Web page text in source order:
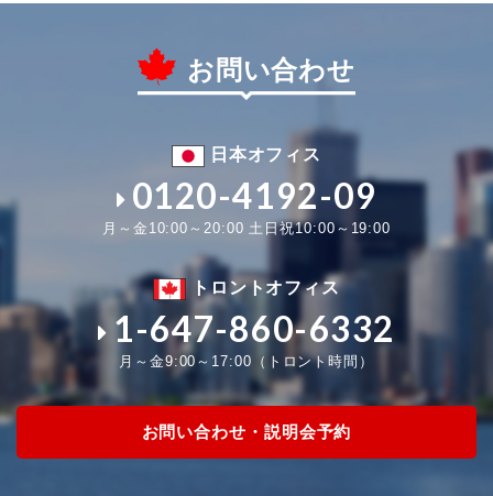
お問い合わせ
日本オフィス
0120-4192-09
月～金10:00～20:00 土日祝10:00～19:00
トロントオフィス
1-647-860-6332
月～金9:00～17:00（トロント時間）
お問い合わせ・説明会予約